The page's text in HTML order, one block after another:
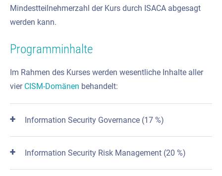
Mindestteilnehmerzahl der Kurs durch ISACA abgesagt
werden kann.
Programminhalte
Im Rahmen des Kurses werden wesentliche Inhalte aller
vier CISM-Domänen behandelt:
Information Security Governance (17 %)
Information Security Risk Management (20 %)